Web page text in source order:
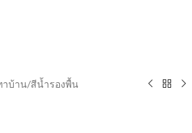
าบ้าน/สีน้ำรองพื้น